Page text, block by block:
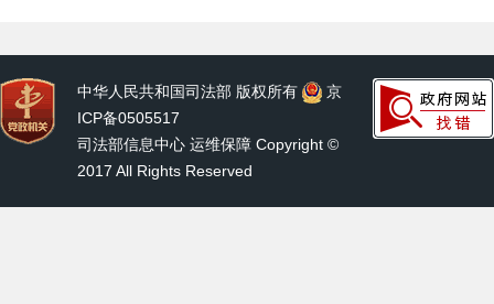
中华人民共和国司法部 版权所有
京
ICP备0505517
司法部信息中心 运维保障 Copyright ©
2017 All Rights Reserved